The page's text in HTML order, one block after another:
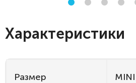
Характеристики
Размер MINI